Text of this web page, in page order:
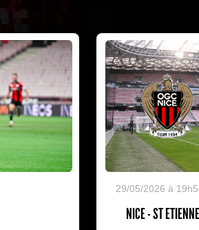
29/05/2026 à
NICE - ST